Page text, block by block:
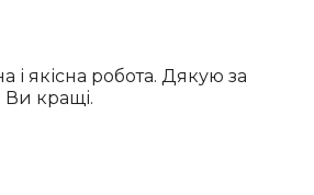
і якісна робота. Дякую за
Ви кращі.